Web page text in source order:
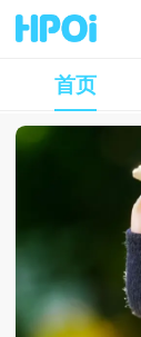
首页